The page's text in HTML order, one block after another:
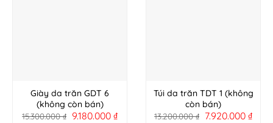
Giày da trăn GDT 6
(không còn bán)
15.300.000₫ 9.180.000 ₫
Túi da trăn TDT 1 (không
còn bán)
13.200.000₫ 7.920.000 ₫